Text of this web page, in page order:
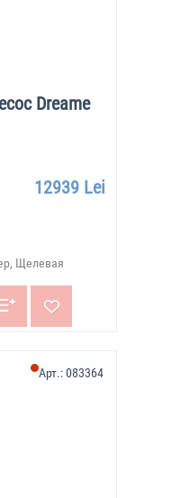
Dreame
12939 Lei
Щелевая
Арт.:083364